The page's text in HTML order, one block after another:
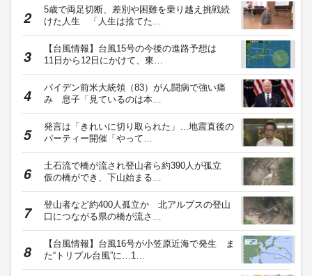
5歳で両足切断、差別や困難を乗り越え挑戦続
けた人生 「人生は捨てた…
【台風情報】台風15号の今後の進路予想は
11日から12日にかけて、東…
バイデン前米大統領（83）がん闘病で強い痛
み 息子「見ているのは本…
発言は「きれいに切り取られた」…地震直後の
パーティー開催「やって…
土石流で橋が流され登山者ら約390人が孤立
仮の橋ができ、下山始まる…
登山者など約400人孤立か 北アルプスの登山
口につながる県の橋が流さ…
【台風情報】台風16号が小笠原近海で発生 ま
た“トリプル台風”に…1…